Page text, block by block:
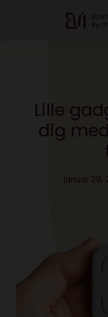
Lille
dig
januar 29,